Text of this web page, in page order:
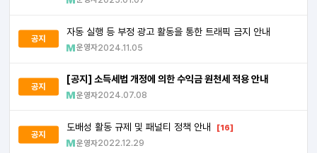
공지
자동 실행 등 부정 광고 활동을 통한 트래픽 금지 안내
운영자2024.11.05
공지
[공지] 소득세법 개정에 의한 수익금 원천세 적용 안내
운영자2024.07.08
공지
도배성 활동 규제 및 패널티 정책 안내
[16]
운영자2022.12.29